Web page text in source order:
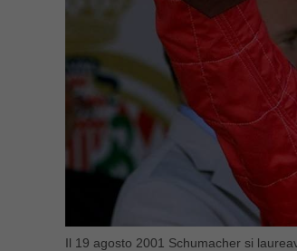
Il 19 agosto 2001 Schumacher si